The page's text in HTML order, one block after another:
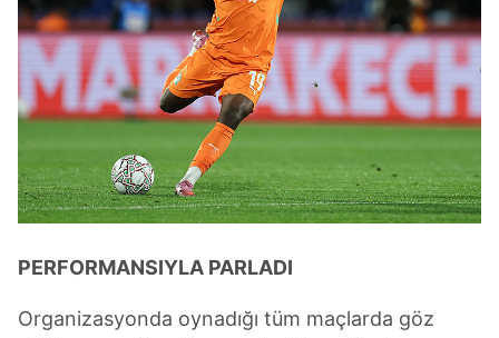
PERFORMANSIYLA PARLADI
Organizasyonda oynadığı tüm maçlarda göz